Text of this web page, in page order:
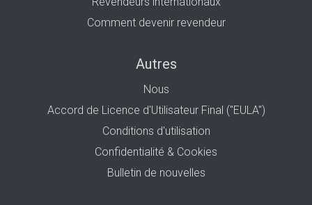
Comment devenir revendeur
Autres
Nous
Accord de Licence d'Utilisateur Final ("EULA")
Conditions d'utilisation
Confidentialité & Cookies
Bulletin de nouvelles